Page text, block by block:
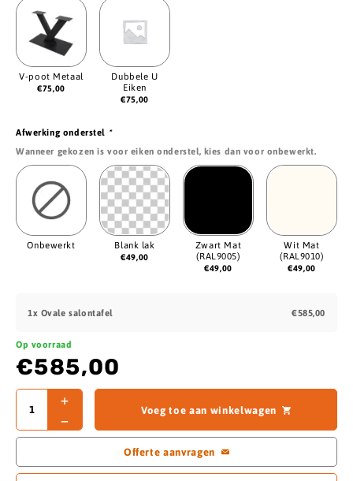
V-poot Metaal
€75,00
Dubbele U
Eiken
€75,00
Afwerking onderstel *
Wanneer gekozen is voor eiken onderstel, kies dan voor onbewerkt.
Onbewerkt Blank lak
€49,00
Zwart Mat
(RAL9005)
€49,00
Wit Mat
(RAL9010)
€49,00
1x Ovale salontafel €585,00
Op voorraad
€585,00
Voeg toe aan winkelwagen
Offerte aanvragen